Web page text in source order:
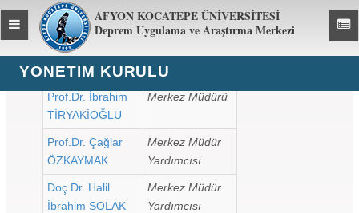
AFYON KOCATEPE ÜNİVERSİTESİ
Deprem Uygulama ve Araştırma Merkezi
Toggle
global
navigation
YÖNETIM KURULU
Prof.Dr. İbrahim
TİRYAKİOĞLU
Merkez Müdürü
Prof.Dr. Çağlar
ÖZKAYMAK
Merkez Müdür
Yardımcısı
Doç.Dr. Halil
İbrahim SOLAK
Merkez Müdür
Yardımcısı